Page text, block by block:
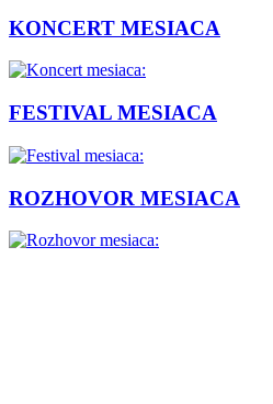
KONCERT MESIACA
FESTIVAL MESIACA
ROZHOVOR MESIACA